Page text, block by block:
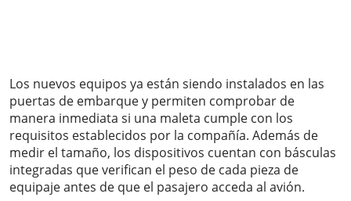
Los nuevos equipos ya están siendo instalados en las
puertas de embarque y permiten comprobar de
manera inmediata si una maleta cumple con los
requisitos establecidos por la compañía. Además de
medir el tamaño, los dispositivos cuentan con básculas
integradas que verifican el peso de cada pieza de
equipaje antes de que el pasajero acceda al avión.